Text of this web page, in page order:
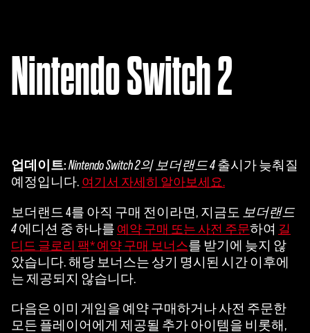
Nintendo Switch 2
업데이트:Nintendo Switch 2의 보더랜드 4출시가 늦춰질
예정입니다. 여기서 자세히 알아보세요.
보더랜드 4를 아직 구매 전이라면, 지금도 보더랜드
4에디션 중 하나를 예약 구매 또는 사전 주문하여 길
디드 글로리 팩* 예약 구매 보너스를 받기에 늦지 않
았습니다. 해당 보너스는 상기 명시된 시간 이후에
는 제공되지 않습니다.
다음은 이미 게임을 예약 구매하거나 사전 주문한
모든 플레이어에게 제공될 추가 아이템을 비롯해,